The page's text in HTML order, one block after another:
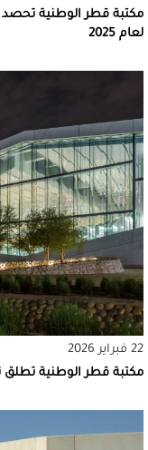
مكتبة قطر الوطنية تحصد
لعام 2025
22 فبراير 2026
مكتبة قطر الوطنية